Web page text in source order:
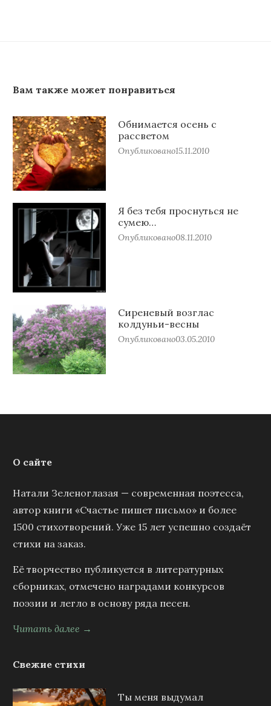
Вам также может понравиться
Обнимается осень с
рассветом
Опубликовано15.11.2010
Я без тебя проснуться не
сумею…
Опубликовано08.11.2010
Сиреневый возглас
колдуньи-весны
Опубликовано03.05.2010
О сайте
Натали Зеленоглазая — современная поэтесса,
автор книги «Счастье пишет письмо» и более
1500 стихотворений. Уже 15 лет успешно создаёт
стихи на заказ.
Её творчество публикуется в литературных
сборниках, отмечено наградами конкурсов
поэзии и легло в основу ряда песен.
Читать далее →
Свежие стихи
Ты меня выдумал